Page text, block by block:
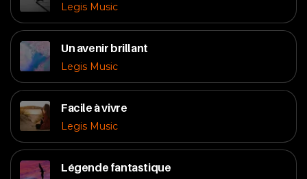
Legis Music
Un avenir brillant
Legis Music
Facile à vivre
Legis Music
Légende fantastique